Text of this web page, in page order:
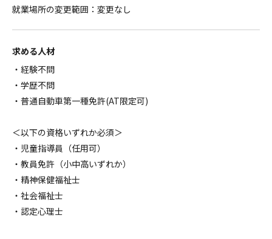
就業場所の変更範囲：変更なし
求める人材
・経験不問
・学歴不問
・普通自動車第一種免許(AT限定可)
＜以下の資格いずれか必須＞
・児童指導員（任用可）
・教員免許（小中高いずれか）
・精神保健福祉士
・社会福祉士
・認定心理士